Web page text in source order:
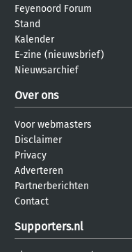
Feyenoord Forum
Stand
Kalender
E-zine (nieuwsbrief)
Nieuwsarchief
Over ons
Voor webmasters
Disclaimer
Privacy
Adverteren
Partnerberichten
Contact
Supporters.nl